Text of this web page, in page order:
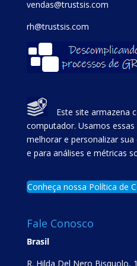
vendas@trustsis.com
rh@trustsis.com
Este site armazena
computador. Usamos
melhorar e personalizar
e para análises e métricas
Conheça nossa Política de
Fale Conosco
Brasil
R. Hilda Del Nero Bisquolo,